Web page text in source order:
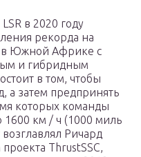
в 2020 году
рекорда на
в Южной Африке с
и гибридным
в том, чтобы
а затем предпринять
которых команды
1600 км / ч (1000 миль
Ричард
ThrustSSC,